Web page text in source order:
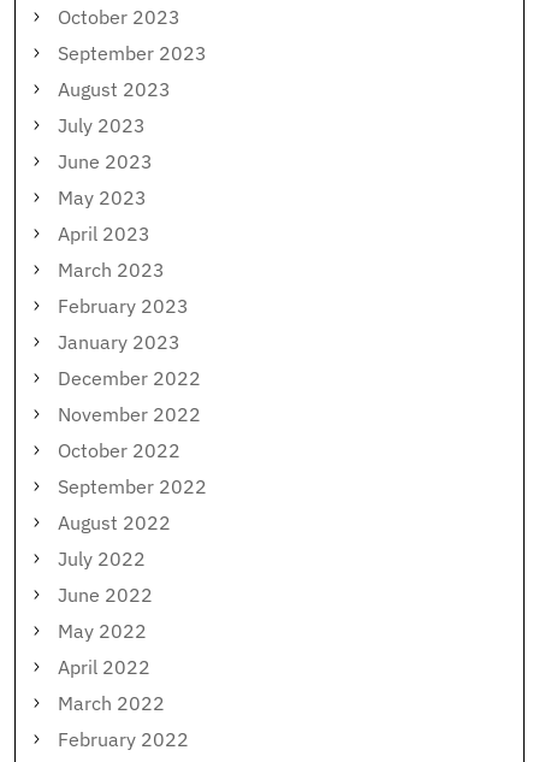
October 2023
September 2023
August 2023
July 2023
June 2023
May 2023
April 2023
March 2023
February 2023
January 2023
December 2022
November 2022
October 2022
September 2022
August 2022
July 2022
June 2022
May 2022
April 2022
March 2022
February 2022